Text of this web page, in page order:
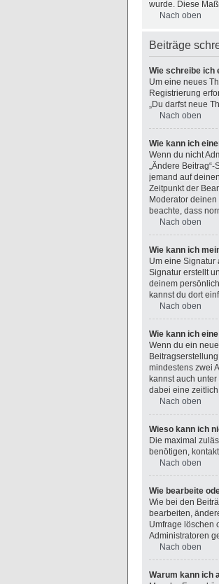
wurde. Diese
Nach oben
Beiträge
Wie schreibe ich
Um eine neues
Registrierung
„Du darfst neue
Nach oben
Wie kann ich
Wenn du nicht
„Ändere
jemand auf
Zeitpunkt der
Moderator
beachte, dass
Nach oben
Wie kann ich
Um eine Signatur
Signatur erstellt
deinem
kannst du dort
Nach oben
Wie kann ich
Wenn du ein
mindestens zwei
kannst auch
dabei eine
Nach oben
Wieso kann ich
Die maximal
benötigen,
Nach oben
Wie bearbeite
Wie bei den
bearbeiten,
Umfrage löschen
Administratoren
Nach oben
Warum kann ich